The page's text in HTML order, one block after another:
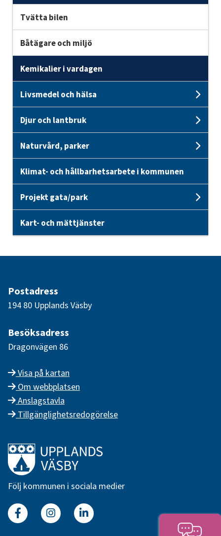
Tvätta bilen
Båtägare och miljö
Kemikalier i vardagen
Livsmedel och hälsa
Djur och lantbruk
Naturvård, parker
Klimat- och hållbarhetsarbete i kommunen
Projekt gata/park
Kart- och mättjänster
Postadress
194 80 Upplands Väsby
Besöksadress
Dragonvägen 86
Visa på kartan
Om webbplatsen
Anslagstavla
Tillgänglighetsredogörelse
Länk till startsidan
Följ kommunen i sociala medier
FacebookInstagramLinkedin